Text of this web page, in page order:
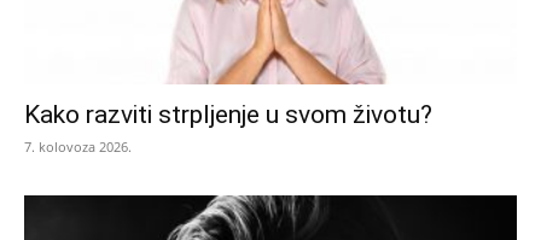
Kako razviti strpljenje u svom životu?
7. kolovoza 2026.